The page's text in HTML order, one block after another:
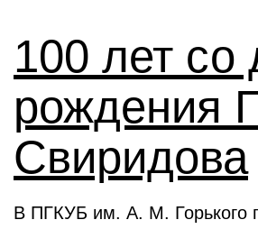
100 лет со
рождения
Свиридова
В ПГКУБ им. А. М. Горького